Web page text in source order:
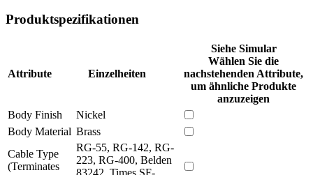
Produktspezifikationen
Attribute Einzelheiten
Siehe Simular
Wählen Sie die
nachstehenden Attribute,
um ähnliche Produkte
anzuzeigen
Body Finish
Nickel
Body Material Brass
Cable Type
(Terminates
RG-55, RG-142, RG-
223, RG-400, Belden
83242, Times SF-